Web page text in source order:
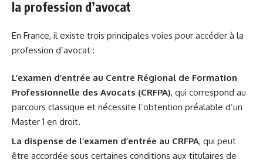
la profession d’avocat
En France, il existe trois principales voies pour accéder à la
profession d’avocat :
L’examen d’entrée au Centre Régional de Formation
Professionnelle des Avocats (CRFPA), qui correspond au
parcours classique et nécessite l’obtention préalable d’un
Master 1 en droit.
La dispense de l’examen d’entrée au CRFPA, qui peut
être accordée sous certaines conditions aux titulaires de